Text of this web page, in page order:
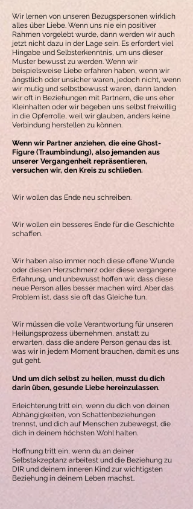
Wir lernen von unseren Bezugspersonen wirklich
alles über Liebe. Wenn uns nie ein positiver
Rahmen vorgelebt wurde, dann werden wir auch
jetzt nicht dazu in der Lage sein. Es erfordert viel
Hingabe und Selbsterkenntnis, um uns dieser
Muster bewusst zu werden. Wenn wir
beispielsweise Liebe erfahren haben, wenn wir
ängstlich oder unsicher waren, jedoch nicht, wenn
wir mutig und selbstbewusst waren, dann landen
wir oft in Beziehungen mit Partnern, die uns eher
Kleinhalten oder wir begeben uns selbst freiwillig
in die Opferrolle, weil wir glauben, anders keine
Verbindung herstellen zu können.
Wenn wir Partner anziehen, die eine Ghost-
Figure (Traumbindung), also jemanden aus
unserer Vergangenheit repräsentieren,
versuchen wir, den Kreis zu schließen.
Wir wollen das Ende neu schreiben.
Wir wollen ein besseres Ende für die Geschichte
schaffen.
Wir haben also immer noch diese offene Wunde
oder diesen Herzschmerz oder diese vergangene
Erfahrung, und unbewusst hoffen wir, dass diese
neue Person alles besser machen wird. Aber das
Problem ist, dass sie oft das Gleiche tun.
Wir müssen die volle Verantwortung für unseren
Heilungsprozess übernehmen, anstatt zu
erwarten, dass die andere Person genau das ist,
was wir in jedem Moment brauchen, damit es uns
gut geht.
Und um dich selbst zu heilen, musst du dich
darin üben, gesunde Liebe hereinzulassen.
Erleichterung tritt ein, wenn du dich von deinen
Abhängigkeiten, von Schattenbeziehungen
trennst, und dich auf Menschen zubewegst, die
dich in deinem höchsten Wohl halten.
Hoffnung tritt ein, wenn du an deiner
Selbstakzeptanz arbeitest und die Beziehung zu
DIR und deinem inneren Kind zur wichtigsten
Beziehung in deinem Leben machst..